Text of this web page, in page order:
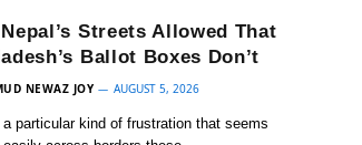
Streets Allowed That
Ballot Boxes Don’t
NEWAZ JOY AUGUST 5, 2026
particular kind of frustration that seems